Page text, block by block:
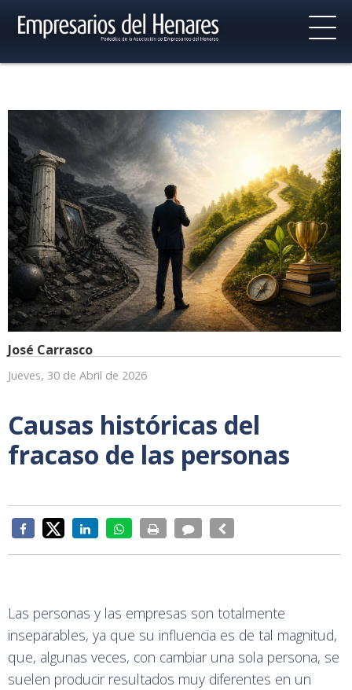
José Carrasco
Jueves, 30 de Abril de 2026
Causas históricas del
fracaso de las personas
Las personas y las empresas son totalmente
inseparables, ya que su influencia es de tal magnitud,
que, algunas veces, con cambiar una sola persona, se
suelen producir resultados muy diferentes en un